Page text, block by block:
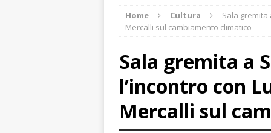
[ 8 Agosto 2026
[ 8 Agosto 2026
[ 8 Agosto 2026
LANGHE
Home Cultura
Sala gremita
Mercalli sul cambiamento climatico
Sala gremita a
l’incontro con
Mercalli sul